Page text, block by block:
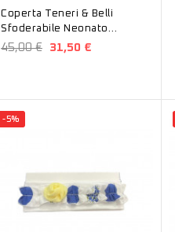
Coperta Teneri & Belli
Sfoderabile Neonato
Bianco T0252
45,00 € 31,50 €
-5%